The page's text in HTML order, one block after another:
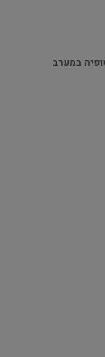
במערב